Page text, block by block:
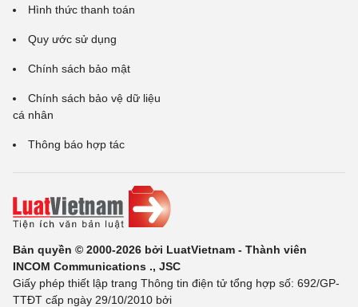
Hình thức thanh toán
Quy ước sử dụng
Chính sách bảo mật
Chính sách bảo vệ dữ liệu
cá nhân
Thông báo hợp tác
Bản quyền © 2000-2026 bởi LuatVietnam - Thành viên
INCOM Communications ., JSC
Giấy phép thiết lập trang Thông tin điện tử tổng hợp số: 692/GP-
TTĐT cấp ngày 29/10/2010 bởi